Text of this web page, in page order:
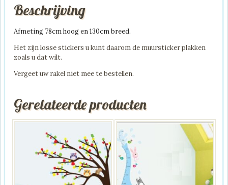
Beschrijving
Afmeting 78cm hoog en 130cm breed.
Het zijn losse stickers u kunt daarom de muursticker plakken
zoals u dat wilt.
Vergeet uw rakel niet mee te bestellen.
Gerelateerde producten